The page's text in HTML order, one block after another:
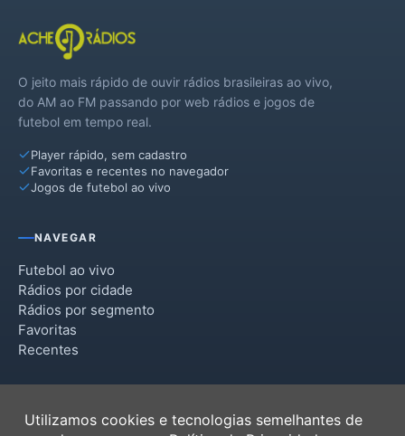
O jeito mais rápido de ouvir rádios brasileiras ao vivo,
do AM ao FM passando por web rádios e jogos de
futebol em tempo real.
Player rápido, sem cadastro
Favoritas e recentes no navegador
Jogos de futebol ao vivo
NAVEGAR
Futebol ao vivo
Rádios por cidade
Rádios por segmento
Favoritas
Recentes
Utilizamos cookies e tecnologias semelhantes de